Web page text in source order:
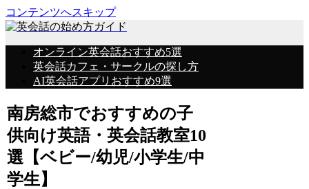
コンテンツへスキップ
オンライン英会話おすすめ5選
英会話カフェ・サークルの探し方
AI英会話アプリおすすめ9選
南房総市でおすすめの子
供向け英語・英会話教室10
選【ベビー/幼児/小学生/中
学生】